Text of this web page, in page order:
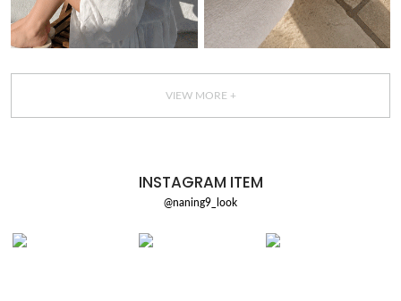
VIEW MORE +
INSTAGRAM ITEM
@naning9_look